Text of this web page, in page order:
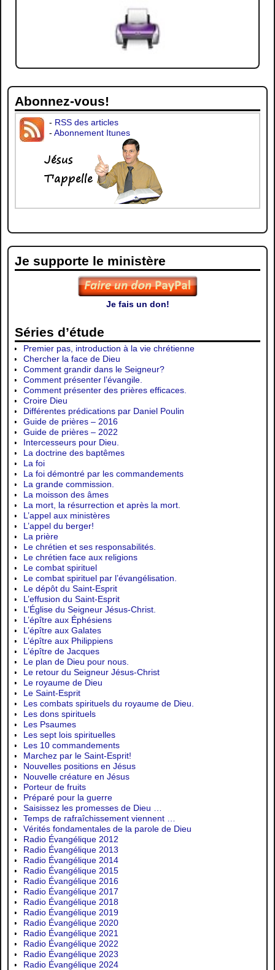
Abonnez-vous!
- RSS des articles
-Abonnement Itunes
Je supporte le ministère
Je fais un don!
Séries d’étude
Premier pas, introduction à la vie chrétienne
Chercher la face de Dieu
Comment grandir dans le Seigneur?
Comment présenter l’évangile.
Comment présenter des prières efficaces.
Croire Dieu
Différentes prédications par Daniel Poulin
Guide de prières – 2016
Guide de prières – 2022
Intercesseurs pour Dieu.
La doctrine des baptêmes
La foi
La foi démontré par les commandements
La grande commission.
La moisson des âmes
La mort, la résurrection et après la mort.
L’appel aux ministères
L’appel du berger!
La prière
Le chrétien et ses responsabilités.
Le chrétien face aux religions
Le combat spirituel
Le combat spirituel par l’évangélisation.
Le dépôt du Saint-Esprit
L’effusion du Saint-Esprit
L’Église du Seigneur Jésus-Christ.
L’épître aux Éphésiens
L’épître aux Galates
L’épître aux Philippiens
L’épître de Jacques
Le plan de Dieu pour nous.
Le retour du Seigneur Jésus-Christ
Le royaume de Dieu
Le Saint-Esprit
Les combats spirituels du royaume de Dieu.
Les dons spirituels
Les Psaumes
Les sept lois spirituelles
Les 10 commandements
Marchez par le Saint-Esprit!
Nouvelles positions en Jésus
Nouvelle créature en Jésus
Porteur de fruits
Préparé pour la guerre
Saisissez les promesses de Dieu …
Temps de rafraîchissement viennent …
Vérités fondamentales de la parole de Dieu
Radio Évangélique 2012
Radio Évangélique 2013
Radio Évangélique 2014
Radio Évangélique 2015
Radio Évangélique 2016
Radio Évangélique 2017
Radio Évangélique 2018
Radio Évangélique 2019
Radio Évangélique 2020
Radio Évangélique 2021
Radio Évangélique 2022
Radio Évangélique 2023
Radio Évangélique 2024